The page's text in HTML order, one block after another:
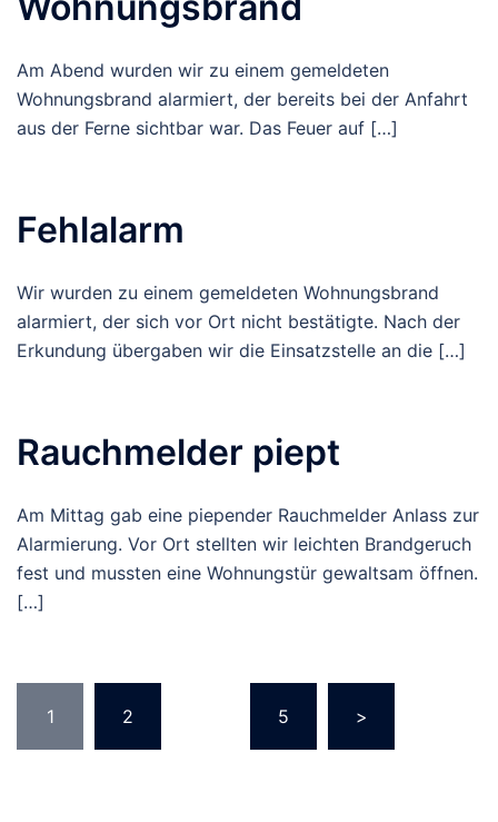
Am Abend wurden wir zu einem gemeldeten
Wohnungsbrand alarmiert, der bereits bei der Anfahrt
aus der Ferne sichtbar war. Das Feuer auf […]
Fehlalarm
Wir wurden zu einem gemeldeten Wohnungsbrand
alarmiert, der sich vor Ort nicht bestätigte. Nach der
Erkundung übergaben wir die Einsatzstelle an die […]
Rauchmelder piept
Am Mittag gab eine piepender Rauchmelder Anlass zur
Alarmierung. Vor Ort stellten wir leichten Brandgeruch
fest und mussten eine Wohnungstür gewaltsam öffnen.
[…]
der
Beiträge
1 2 5 >